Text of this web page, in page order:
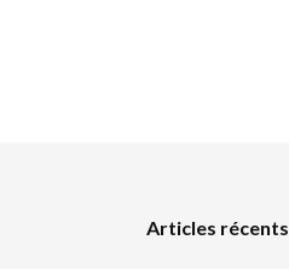
Articles récents